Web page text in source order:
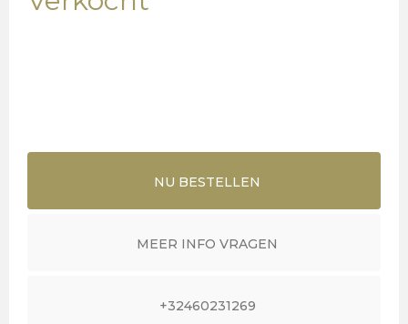
NU BESTELLEN
MEER INFO VRAGEN
+32460231269